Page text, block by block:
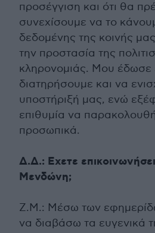
προσέγγιση και ότι θα
συνεχίσουμε να το
δεδομένης της κοινής
την προστασία της
κληρονομιάς. Μου έδωσε
διατηρήσουμε και να
υποστήριξή μας, ενώ
επιθυμία να
προσωπικά.
Δ.Δ.: Εχετε
Μενδώνη;
Ζ.Μ.: Μέσω των
να διαβάσω τα ευγενικά